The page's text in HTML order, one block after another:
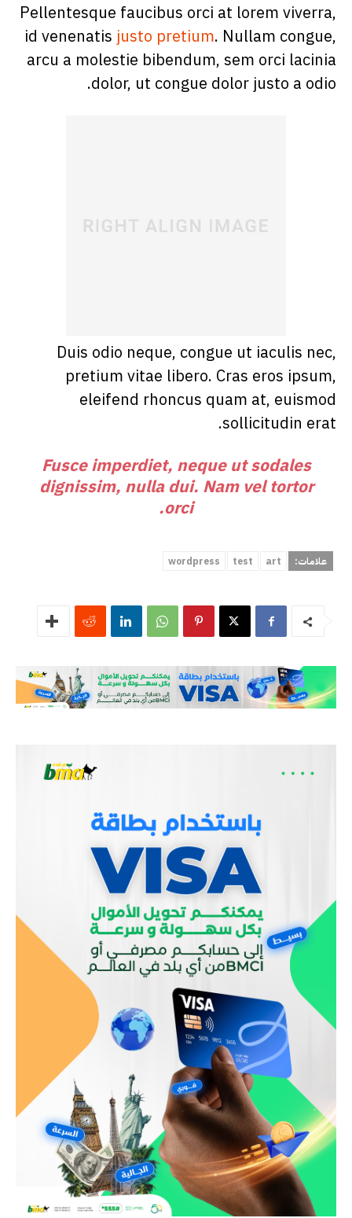
Pellentesque faucibus orci at lorem viverra,
id venenatis justo pretium. Nullam congue,
arcu a molestie bibendum, sem orci lacinia
dolor, ut congue dolor justo a odio.
Duis odio neque, congue ut iaculis nec,
pretium vitae libero. Cras eros ipsum,
eleifend rhoncus quam at, euismod
sollicitudin erat.
Fusce imperdiet, neque ut sodales
dignissim, nulla dui. Nam vel tortor
orci.
علامات: art
test
wordpress